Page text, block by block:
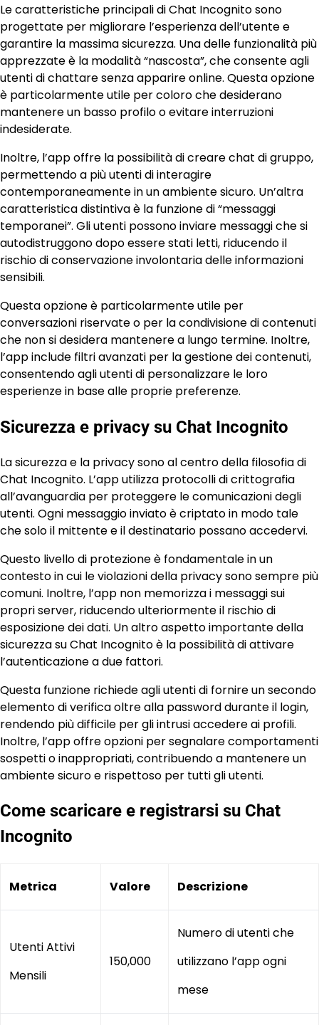
Le caratteristiche principali di Chat Incognito sono
progettate per migliorare l’esperienza dell’utente e
garantire la massima sicurezza. Una delle funzionalità più
apprezzate è la modalità “nascosta”, che consente agli
utenti di chattare senza apparire online. Questa opzione
è particolarmente utile per coloro che desiderano
mantenere un basso profilo o evitare interruzioni
indesiderate.
Inoltre, l’app offre la possibilità di creare chat di gruppo,
permettendo a più utenti di interagire
contemporaneamente in un ambiente sicuro. Un’altra
caratteristica distintiva è la funzione di “messaggi
temporanei”. Gli utenti possono inviare messaggi che si
autodistruggono dopo essere stati letti, riducendo il
rischio di conservazione involontaria delle informazioni
sensibili.
Questa opzione è particolarmente utile per
conversazioni riservate o per la condivisione di contenuti
che non si desidera mantenere a lungo termine. Inoltre,
l’app include filtri avanzati per la gestione dei contenuti,
consentendo agli utenti di personalizzare le loro
esperienze in base alle proprie preferenze.
Sicurezza e privacy su Chat Incognito
La sicurezza e la privacy sono al centro della filosofia di
Chat Incognito. L’app utilizza protocolli di crittografia
all’avanguardia per proteggere le comunicazioni degli
utenti. Ogni messaggio inviato è criptato in modo tale
che solo il mittente e il destinatario possano accedervi.
Questo livello di protezione è fondamentale in un
contesto in cui le violazioni della privacy sono sempre più
comuni. Inoltre, l’app non memorizza i messaggi sui
propri server, riducendo ulteriormente il rischio di
esposizione dei dati. Un altro aspetto importante della
sicurezza su Chat Incognito è la possibilità di attivare
l’autenticazione a due fattori.
Questa funzione richiede agli utenti di fornire un secondo
elemento di verifica oltre alla password durante il login,
rendendo più difficile per gli intrusi accedere ai profili.
Inoltre, l’app offre opzioni per segnalare comportamenti
sospetti o inappropriati, contribuendo a mantenere un
ambiente sicuro e rispettoso per tutti gli utenti.
Come scaricare e registrarsi su Chat
Incognito
Metrica Valore Descrizione
Utenti Attivi
Mensili
150,000
Numero di utenti che
utilizzano l’app ogni
mese